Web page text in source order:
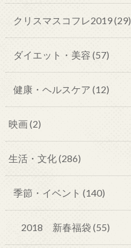
クリスマスコフレ2019 (29)
ダイエット・美容 (57)
健康・ヘルスケア (12)
映画 (2)
生活・文化 (286)
季節・イベント (140)
2018 新春福袋 (55)